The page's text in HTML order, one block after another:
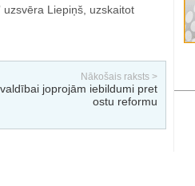
uzsvēra Liepiņš, uzskaitot
Nākošais raksts >
joprojām iebildumi pret
ostu reformu